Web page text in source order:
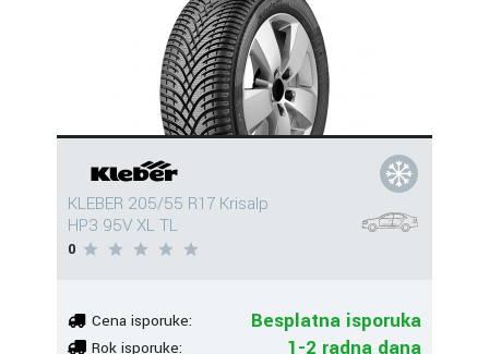
KLEBER 205/55 R17 Krisalp
HP3 95V XL TL
0
Cena isporuke: Besplatna isporuka
Rok isporuke: 1-2 radna dana